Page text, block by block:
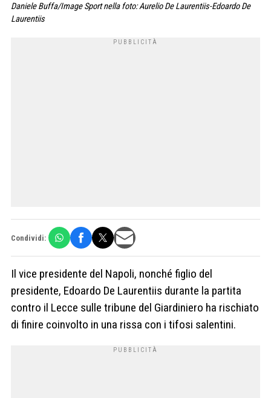
Daniele Buffa/Image Sport nella foto: Aurelio De Laurentiis-Edoardo De
Laurentiis
Condividi:
Il vice presidente del Napoli, nonché figlio del
presidente, Edoardo De Laurentiis durante la partita
contro il Lecce sulle tribune del Giardiniero ha rischiato
di finire coinvolto in una rissa con i tifosi salentini.